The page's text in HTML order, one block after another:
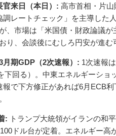
官来日（本日）: 高市首相・片山
レートチェック」を主導した
、市場は「米国債・財政論議が
り、会談後にむしろ円安が進む
月期GDP（2次速報）: 1次速報は
下回る）。中東エネルギーショ
で下方修正があれば6月ECB
: トランプ大統領がイランの和
ドル台が定着。エネルギー高